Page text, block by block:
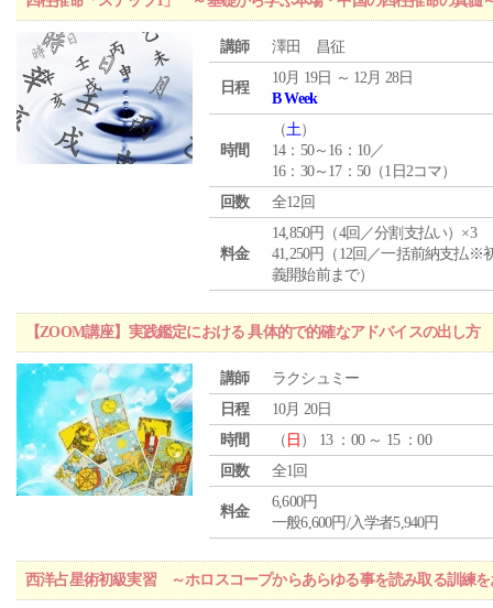
講師 澤田 昌征
日程
10月 19日 ～ 12月 28日
B Week
時間
（土）
14：50～16：10／
16：30～17：50（1日2コマ）
回数
全12回
料金
14,850円（4回／分割支払い）×3
41,250円（12回／一括前納支払※
義開始前まで）
【ZOOM講座】実践鑑定における 具体的で的確なアドバイスの出し方
講師
ラクシュミー
日程
10月 20日
時間
（ 日 ） 13 ：00 ～ 15 ：00
回数
全1回
料金
6,600円
一般6,600円/入学者5,940円
西洋占星術初級実習 ～ホロスコープからあらゆる事を読み取る訓練を